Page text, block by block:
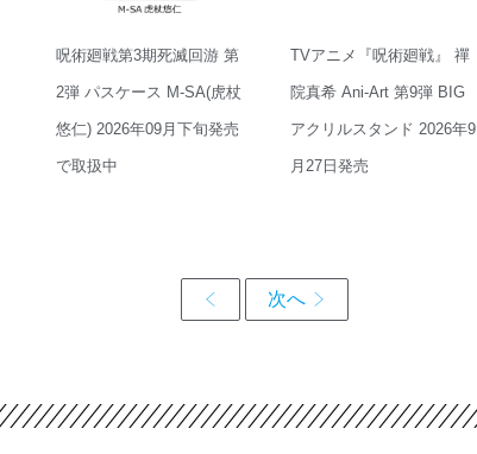
呪術廻戦第3期死滅回游 第
2弾 パスケース M-SA(虎杖
悠仁) 2026年09月下旬発売
で取扱中
TVアニメ『呪術廻戦』 禪
院真希 Ani-Art 第9弾 BIG
アクリルスタンド 2026年9
月27日発売